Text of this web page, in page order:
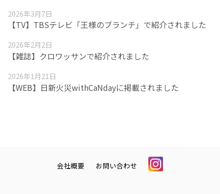
2026年3月7日
【TV】TBSテレビ「王様のブランチ」で紹介されました
2026年2月2日
【雑誌】クロワッサンで紹介されました
2026年1月21日
【WEB】日新火災withCaNdayに掲載されました
会社概要 お問い合わせ